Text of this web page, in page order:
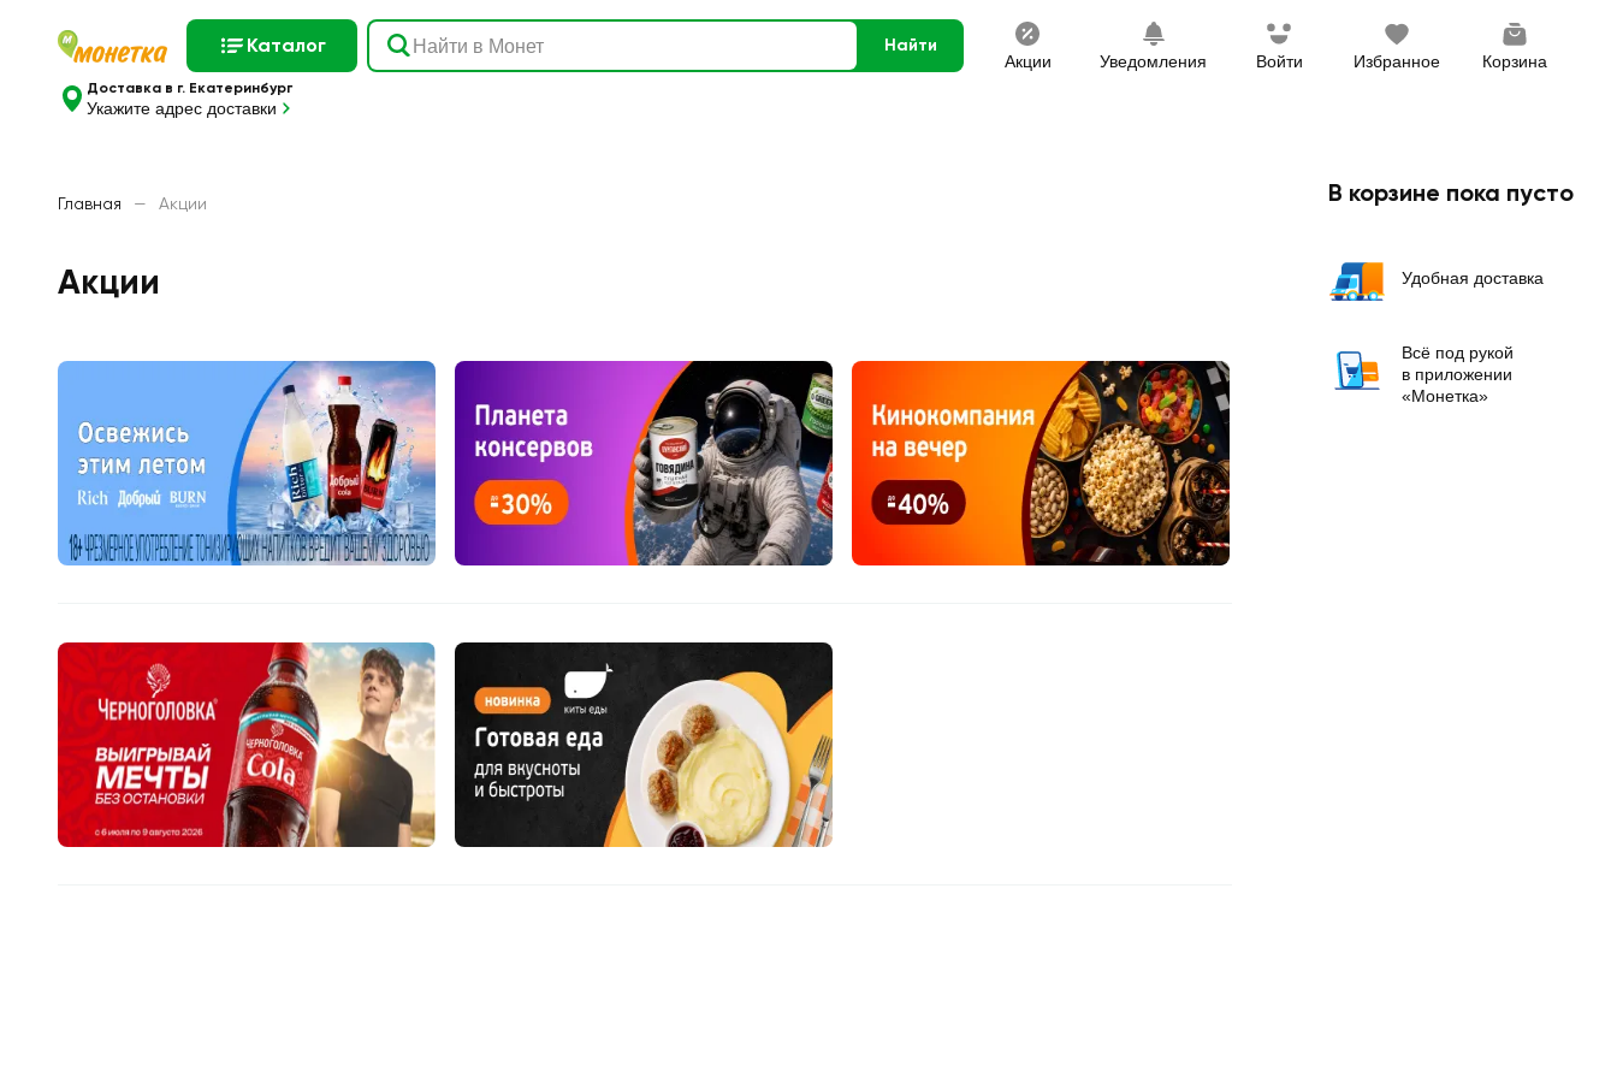
Каталог Найти
Акции Уведомления Войти Избранное Корзина
Доставка в г. Екатеринбург
Укажите адрес доставки
Главная — Акции
Акции
В корзине пока пусто
Удобная доставка
Всё под рукой
в приложении
«Монетка»